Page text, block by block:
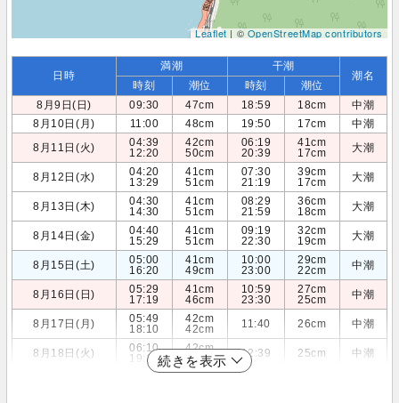
Leaflet| ©OpenStreetMap contributors
日時
満潮 干潮
潮名
時刻 潮位 時刻
潮位
8月9日(日)
09:30 47cm 18:59 18cm
中潮
8月10日(月)
11:00 48cm 19:50 17cm
中潮
8月11日(火)
04:39
12:20
42cm
50cm
06:19
20:39
41cm
17cm
大潮
8月12日(水)
04:20
13:29
41cm
51cm
07:30
21:19
39cm
17cm
大潮
8月13日(木)
04:30
14:30
41cm
51cm
08:29
21:59
36cm
18cm
大潮
8月14日(金)
04:40
15:29
41cm
51cm
09:19
22:30
32cm
19cm
大潮
8月15日(土)
05:00
16:20
41cm
49cm
10:00
23:00
29cm
22cm
中潮
8月16日(日)
05:29
17:19
41cm
46cm
10:59
23:30
27cm
25cm
中潮
8月17日(月)
05:49
18:10
42cm
42cm
11:40 26cm 中潮
8月18日(火)
06:10
19:19
42cm
39cm
12:39 25cm 中潮
続きを表示